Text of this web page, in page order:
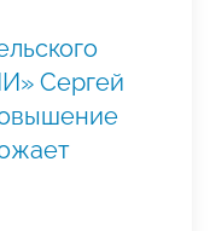
Сергей